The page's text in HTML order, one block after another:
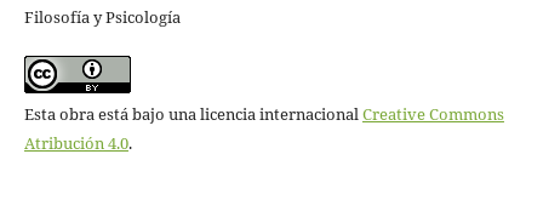
Filosofía y Psicología
Esta obra está bajo una licencia internacionalCreative Commons
Atribución 4.0.